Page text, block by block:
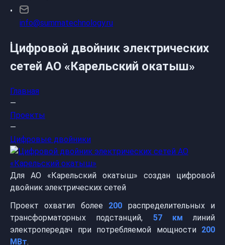
info@summatechnology.ru
Цифровой двойник электрических
сетей АО «Карельский окатыш»
Главная
—
Проекты
—
Цифровые двойники
Для АО «Карельский окатыш» создан цифровой
двойник электрических сетей
Проект охватил более 200 распределительных и
трансформаторных подстанций, 57 км линий
электропередач при потребляемой мощности 200
МВт.